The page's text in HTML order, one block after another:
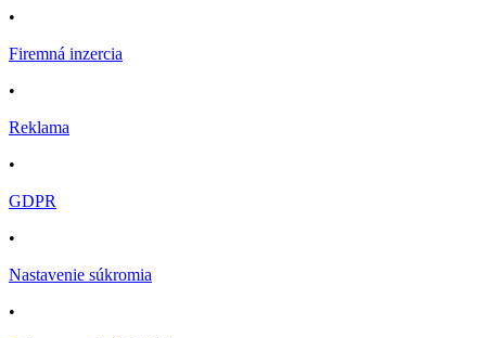
•
Firemná inzercia
•
Reklama
•
GDPR
•
Nastavenie súkromia
•